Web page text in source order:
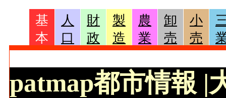
基
本
人
口
財
政
製
造
農
業
卸
売
小
売
patmap都市情報 |